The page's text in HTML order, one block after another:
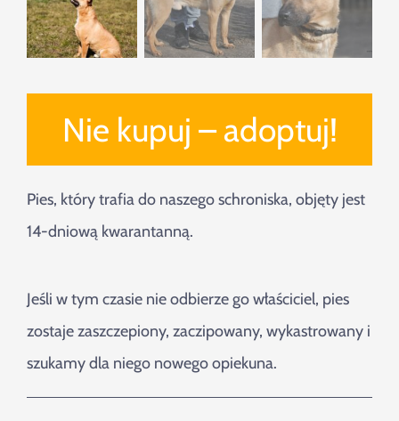
Nie kupuj – adoptuj!
Pies, który trafia do naszego schroniska, objęty jest
14-dniową kwarantanną.
Jeśli w tym czasie nie odbierze go właściciel, pies
zostaje zaszczepiony, zaczipowany, wykastrowany i
szukamy dla niego nowego opiekuna.